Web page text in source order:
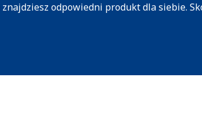
odpowiedni produkt dla siebie.